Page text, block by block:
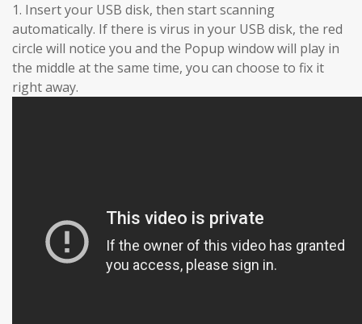
1. Insert your USB disk, then start scanning
automatically. If there is virus in your USB disk, the red
circle will notice you and the Popup window will play in
the middle at the same time, you can choose to fix it
right away.